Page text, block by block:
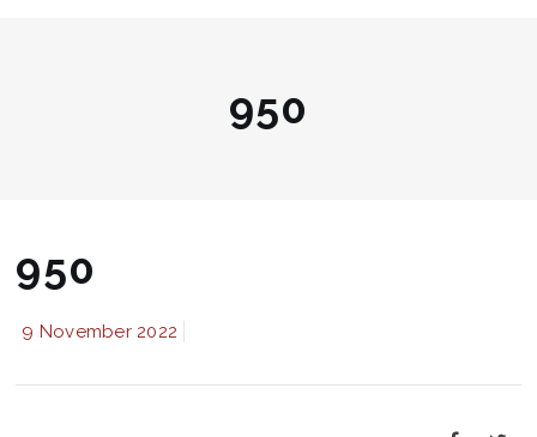
950
950
9 November 2022